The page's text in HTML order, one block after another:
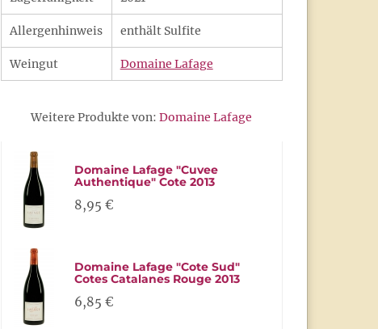
Allergenhinweis enthält Sulfite
Weingut Domaine Lafage
Weitere Produkte von:Domaine Lafage
Domaine Lafage "Cuvee
Authentique" Cote 2013
8,95 €
Domaine Lafage "Cote Sud"
Cotes Catalanes Rouge 2013
6,85 €